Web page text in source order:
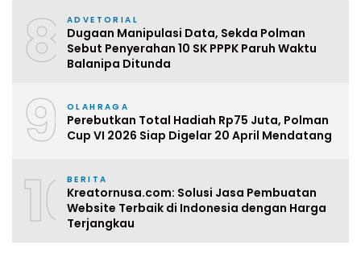
8 ADVETORIAL
Dugaan Manipulasi Data, Sekda Polman
Sebut Penyerahan 10 SK PPPK Paruh Waktu
Balanipa Ditunda
9 OLAHRAGA
Perebutkan Total Hadiah Rp75 Juta, Polman
Cup VI 2026 Siap Digelar 20 April Mendatang
10BERITA
Kreatornusa.com: Solusi Jasa Pembuatan
Website Terbaik di Indonesia dengan Harga
Terjangkau